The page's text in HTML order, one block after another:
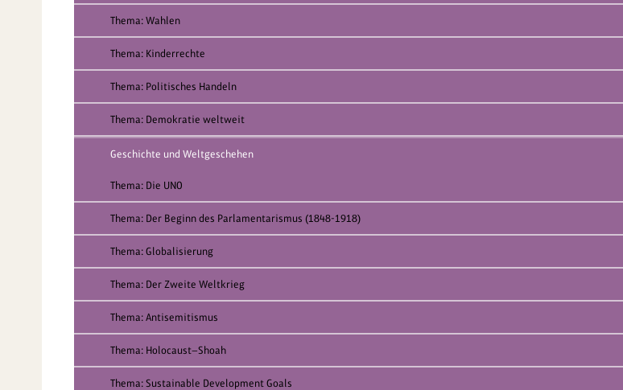
Thema: Wahlen
Thema: Kinderrechte
Thema: Politisches Handeln
Thema: Demokratie weltweit
Geschichte und Weltgeschehen
Thema: Die UNO
Thema: Der Beginn des Parlamentarismus (1848-1918)
Thema: Globalisierung
Thema: Der Zweite Weltkrieg
Thema: Antisemitismus
Thema: Holocaust—Shoah
Thema: Sustainable Development Goals